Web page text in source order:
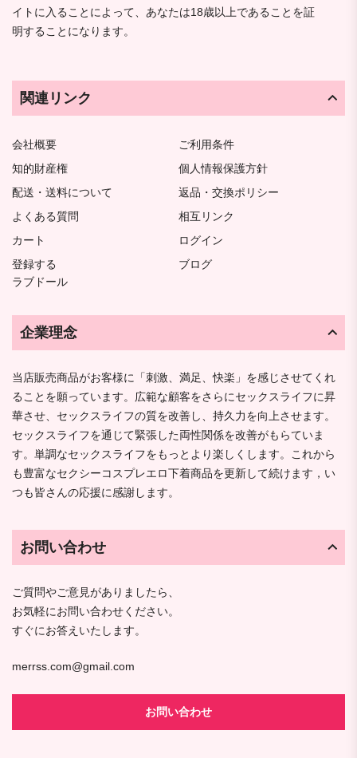
イトに入ることによって、あなたは18歳以上であることを証
明することになります。
関連リンク
会社概要
ご利用条件
知的財産権
個人情報保護方針
配送・送料について
返品・交換ポリシー
よくある質問
相互リンク
カート
ログイン
登録する
ブログ
ラブドール
企業理念
当店販売商品がお客様に「刺激、満足、快楽」を感じさせてくれ
ることを願っています。広範な顧客をさらにセックスライフに昇
華させ、セックスライフの質を改善し、持久力を向上させます。
セックスライフを通じて緊張した両性関係を改善がもらていま
す。単調なセックスライフをもっとより楽しくします。これから
も豊富なセクシーコスプレエロ下着商品を更新して続けます，い
つも皆さんの応援に感謝します。
お問い合わせ
ご質問やご意見がありましたら、
お気軽にお問い合わせください。
すぐにお答えいたします。
merrss.com@gmail.com
お問い合わせ